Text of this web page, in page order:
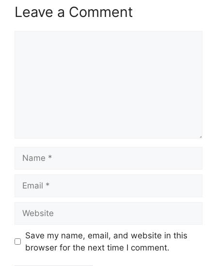
Leave a Comment
Save my name, email, and website in this
browser for the next time I comment.